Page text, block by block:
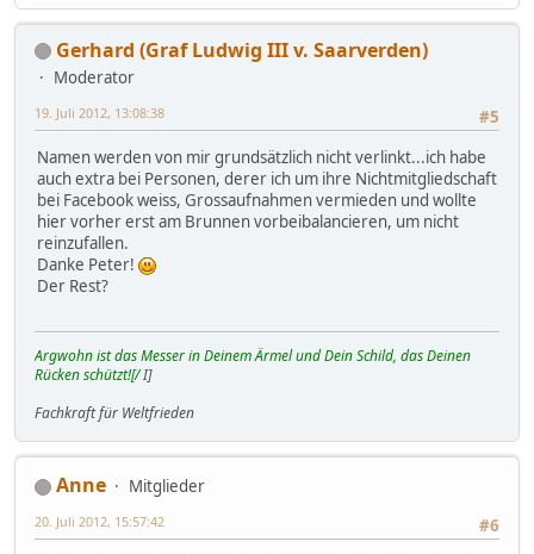
Gerhard (Graf Ludwig III v. Saarverden)
Moderator
#5
19. Juli 2012, 13:08:38
Namen werden von mir grundsätzlich nicht verlinkt...ich habe
auch extra bei Personen, derer ich um ihre Nichtmitgliedschaft
bei Facebook weiss, Grossaufnahmen vermieden und wollte
hier vorher erst am Brunnen vorbeibalancieren, um nicht
reinzufallen.
Danke Peter!
Der Rest?
Argwohn ist das Messer in Deinem Ärmel und Dein Schild, das Deinen
Rücken schützt![/I]
Fachkraft für Weltfrieden
Anne
Mitglieder
#6
20. Juli 2012, 15:57:42